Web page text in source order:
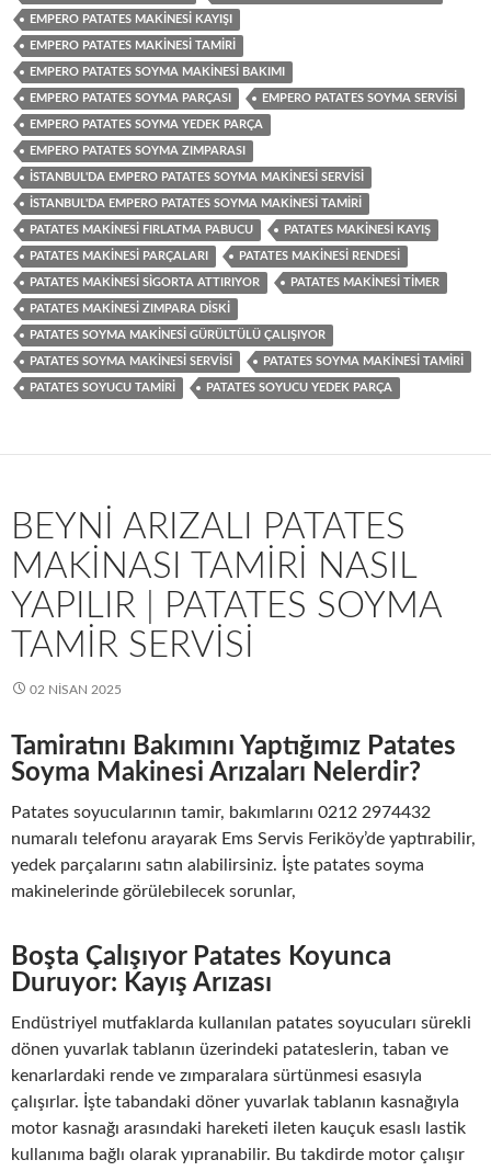
EMPERO PATATES MAKINESI KAYIŞI
EMPERO PATATES MAKINESI TAMIRI
EMPERO PATATES SOYMA MAKINESI BAKIMI
EMPERO PATATES SOYMA PARÇASI EMPERO PATATES SOYMA SERVISI
EMPERO PATATES SOYMA YEDEK PARÇA
EMPERO PATATES SOYMA ZIMPARASI
İSTANBUL'DA EMPERO PATATES SOYMA MAKINESI SERVISI
İSTANBUL'DA EMPERO PATATES SOYMA MAKINESI TAMIRI
PATATES MAKINESI FIRLATMA PABUCU PATATES MAKINESI KAYIŞ
PATATES MAKINESI PARÇALARI PATATES MAKINESI RENDESI
PATATES MAKINESI SIGORTA ATTIRIYOR PATATES MAKINESI TIMER
PATATES MAKINESI ZIMPARA DISKI
PATATES SOYMA MAKINESI GÜRÜLTÜLÜ ÇALIŞIYOR
PATATES SOYMA MAKINESI SERVISI PATATES SOYMA MAKINESI TAMIRI
PATATES SOYUCU TAMIRI PATATES SOYUCU YEDEK PARÇA
BEYNI ARIZALI PATATES
MAKINASI TAMIRI NASIL
YAPILIR | PATATES SOYMA
TAMIR SERVISI
02 NISAN 2025
Tamiratını Bakımını Yaptığımız Patates
Soyma Makinesi Arızaları Nelerdir?
Patates soyucularının tamir, bakımlarını 0212 2974432
numaralı telefonu arayarak Ems Servis Feriköy’de yaptırabilir,
yedek parçalarını satın alabilirsiniz. İşte patates soyma
makinelerinde görülebilecek sorunlar,
Boşta Çalışıyor Patates Koyunca
Duruyor: Kayış Arızası
Endüstriyel mutfaklarda kullanılan patates soyucuları sürekli
dönen yuvarlak tablanın üzerindeki patateslerin, taban ve
kenarlardaki rende ve zımparalara sürtünmesi esasıyla
çalışırlar. İşte tabandaki döner yuvarlak tablanın kasnağıyla
motor kasnağı arasındaki hareketi ileten kauçuk esaslı lastik
kullanıma bağlı olarak yıpranabilir. Bu takdirde motor çalışır